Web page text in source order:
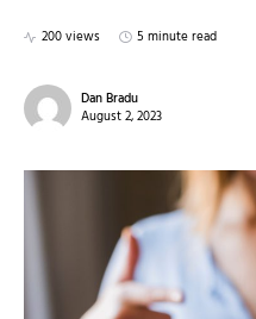
200 views 5 minute read
Dan Bradu
August 2, 2023